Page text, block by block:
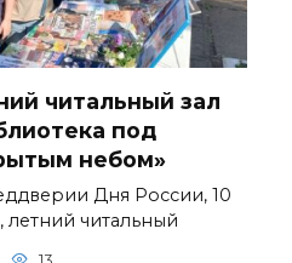
читальный зал
под
небом»
Дня России, 10
летний читальный